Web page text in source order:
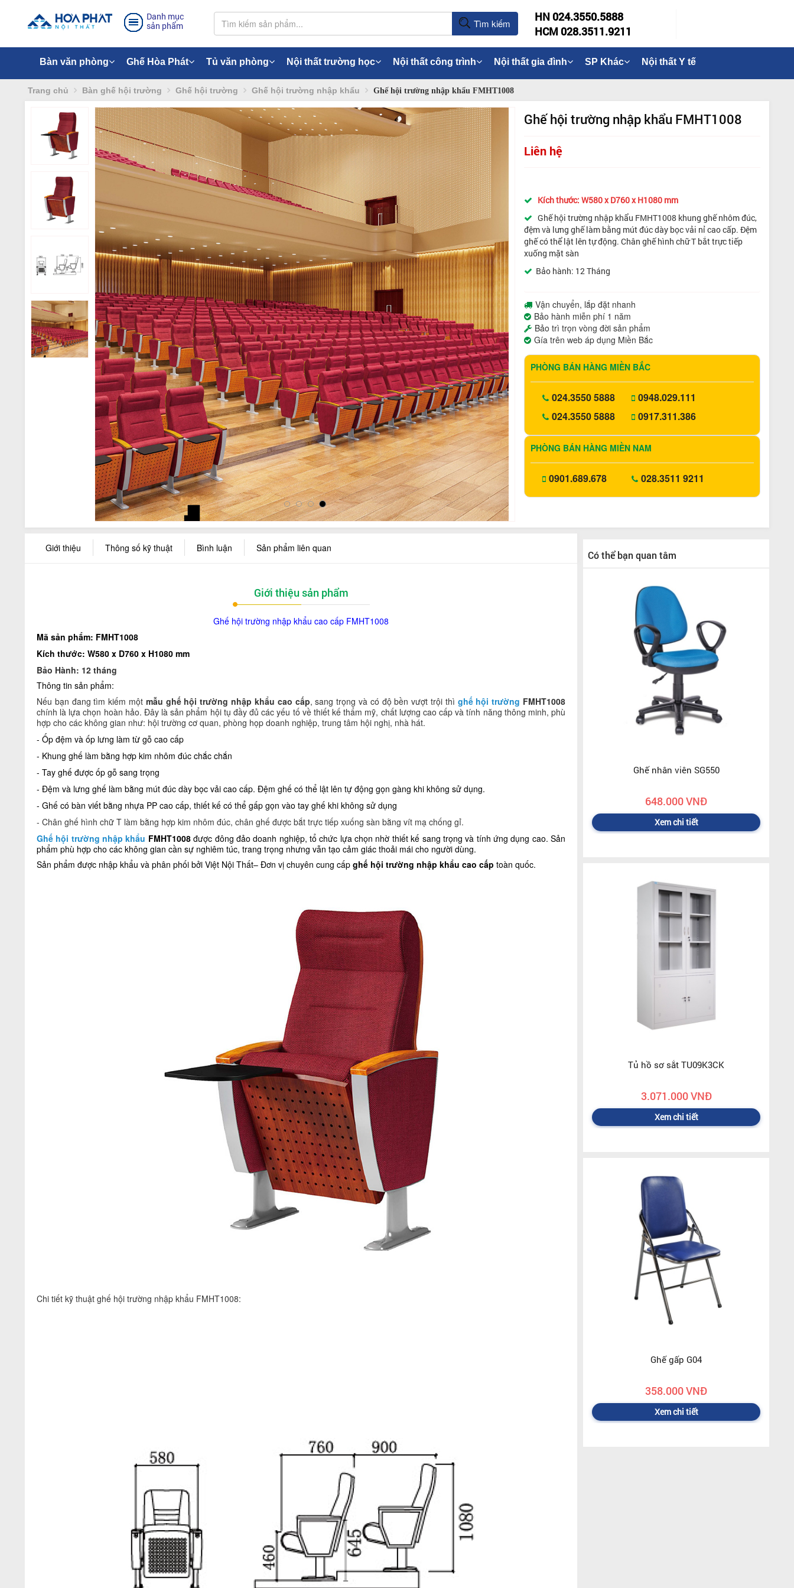
Danh mục
sản phẩm
Tìm kiếm
HN 024.3550.5888
HCM 028.3511.9211
Bàn văn phòng Ghế Hòa Phát Tủ văn phòng Nội thất trường học Nội thất công trình Nội thất gia đình SP Khác Nội thất Y tế
Trang chủ Bàn ghế hội trường Ghế hội trường Ghế hội trường nhập khẩu Ghế hội trường nhập khẩu FMHT1008
Ghế hội trường nhập khẩu FMHT1008
Liên hệ
Kích thước: W580 x D760 x H1080 mm
Ghế hội trường nhập khẩu FMHT1008 khung ghế nhôm đúc,
đệm và lưng ghế làm bằng mút đúc dày bọc vải nỉ cao cấp. Đệm
ghế có thể lật lên tự động. Chân ghế hình chữ T bắt trực tiếp
xuống mặt sàn
Bảo hành: 12 Tháng
Vận chuyển, lắp đặt nhanh
Bảo hành miễn phí 1 năm
Bảo trì trọn vòng đời sản phẩm
Gía trên web áp dụng Miền Bắc
PHÒNG BÁN HÀNG MIỀN BẮC
024.3550 5888
024.3550 5888
0948.029.111
0917.311.386
PHÒNG BÁN HÀNG MIỀN NAM
0901.689.678 028.3511 9211
Giới thiệu Thông số kỹ thuật Bình luận Sản phẩm liên quan
Giới thiệu sản phẩm
Ghế hội trường nhập khẩu cao cấp FMHT1008
Mã sản phẩm: FMHT1008
Kích thước: W580 x D760 x H1080 mm
Bảo Hành: 12 tháng
Thông tin sản phẩm:
Nếu bạn đang tìm kiếm một mẫu ghế hội trường nhập khẩu cao cấp, sang trọng và có độ bền vượt trội thì ghế hội trường FMHT1008
chính là lựa chọn hoàn hảo. Đây là sản phẩm hội tụ đầy đủ các yếu tố về thiết kế thẩm mỹ, chất lượng cao cấp và tính năng thông minh, phù
hợp cho các không gian như: hội trường cơ quan, phòng họp doanh nghiệp, trung tâm hội nghị, nhà hát.
- Ốp đệm và ốp lưng làm từ gỗ cao cấp
- Khung ghế làm bằng hợp kim nhôm đúc chắc chắn
- Tay ghế được ốp gỗ sang trọng
- Đệm và lưng ghế làm bằng mút đúc dày bọc vải cao cấp. Đệm ghế có thể lật lên tự động gọn gàng khi không sử dụng.
- Ghế có bàn viết bằng nhựa PP cao cấp, thiết kế có thể gấp gọn vào tay ghế khi không sử dụng
- Chân ghế hình chữ T làm bằng hợp kim nhôm đúc, chân ghế được bắt trực tiếp xuống sàn bằng vít mạ chống gỉ.
Ghế hội trường nhập khẩu FMHT1008được đông đảo doanh nghiệp, tổ chức lựa chọn nhờ thiết kế sang trọng và tính ứng dụng cao. Sản
phẩm phù hợp cho các không gian cần sự nghiêm túc, trang trọng nhưng vẫn tạo cảm giác thoải mái cho người dùng.
Sản phẩm được nhập khẩu và phân phối bởi Việt Nội Thất– Đơn vị chuyên cung cấp ghế hội trường nhập khẩu cao cấp toàn quốc.
Chi tiết kỹ thuật ghế hội trường nhập khẩu FMHT1008:
Có thể bạn quan tâm
Ghế nhân viên SG550
648.000 VNĐ
Xem chi tiết
Tủ hồ sơ sắt TU09K3CK
3.071.000 VNĐ
Xem chi tiết
Ghế gấp G04
358.000 VNĐ
Xem chi tiết